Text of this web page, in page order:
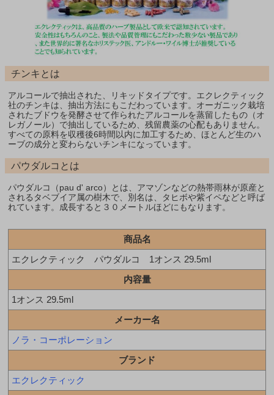
チンキとは
アルコールで抽出された、リキッドタイプです。エクレクティック
社のチンキは、抽出方法にもこだわっています。オーガニック栽培
されたブドウを発酵させて作られたアルコールを蒸留したもの（オ
レガノール）で抽出しているため、残留農薬の心配もありません。
すべての原料を収穫後6時間以内に加工するため、ほとんど生のハ
ーブの成分と変わらないチンキになっています。
パウダルコとは
パウダルコ（pau d' arco）とは、アマゾンなどの熱帯雨林が原産と
されるタベブイア属の樹木で、別名は、タヒボや紫イペなどと呼ば
れています。成長すると３０メートルほどにもなります。
商品名
エクレクティック パウダルコ 1オンス 29.5ml
内容量
1オンス 29.5ml
メーカー名
ノラ・コーポレーション
ブランド
エクレクティック